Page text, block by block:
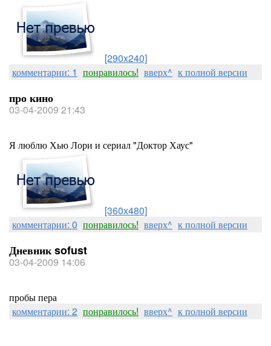
[290x240]
комментарии: 1 понравилось! вверх^ к полной версии
про кино
03-04-2009 21:43
Я люблю Хью Лори и сериал "Доктор Хаус"
[360x480]
комментарии: 0 понравилось! вверх^ к полной версии
Дневник sofust
03-04-2009 14:06
пробы пера
комментарии: 2 понравилось! вверх^ к полной версии